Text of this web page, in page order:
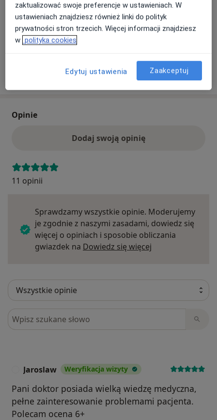
Ten specjalista przyjmuje wyłącznie pacjentów
prywatnych. Możesz opłacić wizytę samodzielnie lub
znaleźć innego specjalistę, który akceptuje Twoje
ubezpieczenie.
Szukaj specjalistów według ubezpieczenia
Opinie
Dodaj swoją opinię
11 opinii
Sprawdzamy wszystkie opinie. Moderujemy
je zgodnie z naszymi zasadami, dowiedz się
więcej o opiniach i sposobie obliczania
gwiazdek na Dowiedz się więcej
Szukaj w opiniach
Jaroslaw Weryfikacja wizyty
Pani doktor posiada wielką wiedzę medyczna,
pełne zainteresowanie problemami pacjenta.
Polecam ocena 6+
zaktualizować swoje preferencje w ustawieniach. W
ustawieniach znajdziesz również linki do polityk
prywatności stron trzecich. Więcej informacji znajdziesz
w polityka cookies
Edytuj ustawienia Zaakceptuj